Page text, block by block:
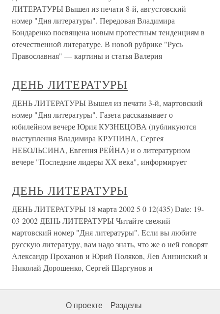
ЛИТЕРАТУРЫ Вышел из печати 8-й, августовский
номер "Дня литературы". Передовая Владимира
Бондаренко посвящена новым протестным тенденциям в
отечественной литературе. В новой рубрике "Русь
Православная" — картины и статья Валерия
ДЕНЬ ЛИТЕРАТУРЫ
ДЕНЬ ЛИТЕРАТУРЫ Вышел из печати 3-й, мартовский
номер "Дня литературы". Газета рассказывает о
юбилейном вечере Юрия КУЗНЕЦОВА (публикуются
выступления Владимира КРУПИНА, Сергея
НЕБОЛЬСИНА, Евгения РЕЙНА) и о литературном
вечере "Последние лидеры ХХ века", информирует
ДЕНЬ ЛИТЕРАТУРЫ
ДЕНЬ ЛИТЕРАТУРЫ 18 марта 2002 5 0 12(435) Date: 19-
03-2002 ДЕНЬ ЛИТЕРАТУРЫ Читайте свежий
мартовский номер "Дня литературы". Если вы любите
русскую литературу, вам надо знать, что же о ней говорят
Александр Проханов и Юрий Поляков, Лев Аннинский и
Николай Дорошенко, Сергей Шаргунов и
О проекте Разделы